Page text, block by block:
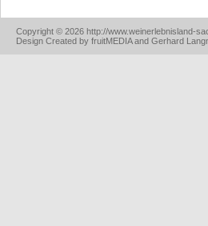
Copyright © 2026 http://www.weinerlebnisland-
Design Created by fruitMEDIA and Gerhard